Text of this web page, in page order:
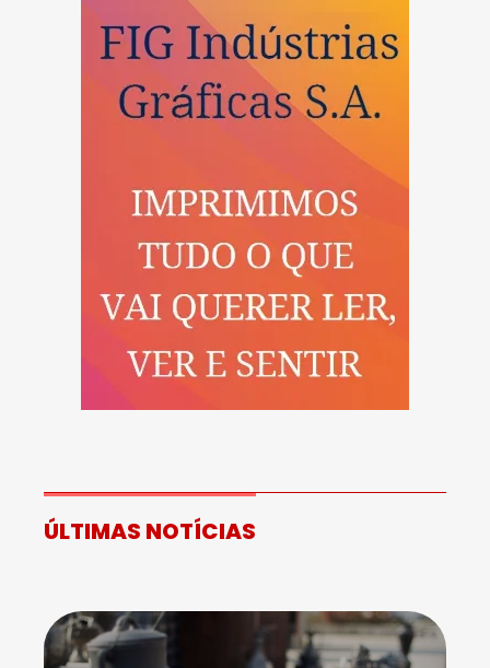
ÚLTIMAS NOTÍCIAS